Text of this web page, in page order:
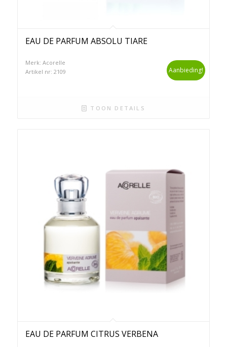
EAU DE PARFUM ABSOLU TIARE
Merk: Acorelle
Artikel nr: 2109
Aanbieding!
TOON DETAILS
EAU DE PARFUM CITRUS VERBENA